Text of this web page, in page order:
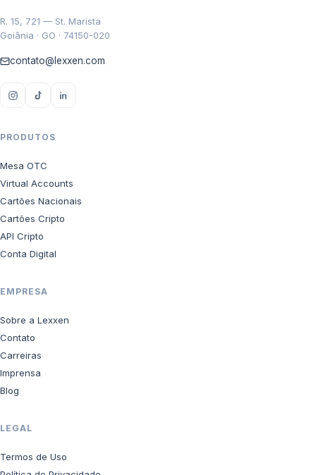
R. 15, 721 — St. Marista
Goiânia · GO · 74150-020
contato@lexxen.com
PRODUTOS
Mesa OTC
Virtual Accounts
Cartões Nacionais
Cartões Cripto
API Cripto
Conta Digital
EMPRESA
Sobre a Lexxen
Contato
Carreiras
Imprensa
Blog
LEGAL
Termos de Uso